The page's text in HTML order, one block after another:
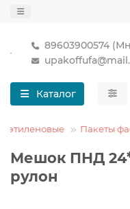
89603900574
Каталог
Пакеты
Мешок ПНД
рулон